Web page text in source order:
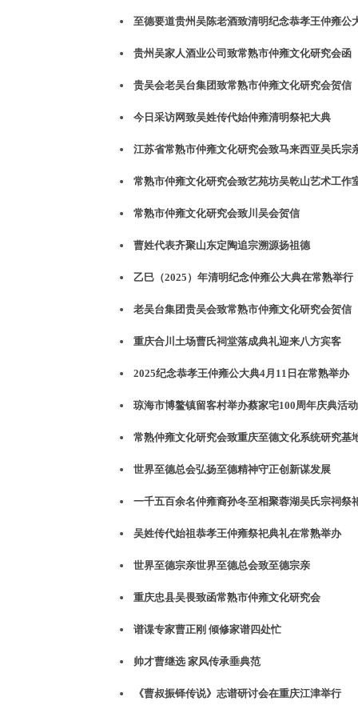
至德要道贵州吴陈老酒致清明纪念恭孝王仲雍公
贵州吴家人酒业公司致常熟市仲雍文化研究会函
贵吴会老吴台集团致常熟市仲雍文化研究会贺信
今日采访网致吴姓传代始仲雍清明祭祀大典
江苏省常熟市仲雍文化研究会致马来西亚吴氏宗
常熟市仲雍文化研究会致艺苑坊吴乾山艺术工作
常熟市仲雍文化研究会致川吴会贺信
曹姓代表齐聚山东定陶追宗溯源扬祖德
乙巳（2025）年清明纪念仲雍公大典在常熟举行
老吴台集团贵吴会致常熟市仲雍文化研究会贺信
重庆合川土场曹氏祠堂落成典礼迎来八方宾客
2025纪念恭孝王仲雍公大典4月11日在常熟举办
琼海市博鳌镇留客村举办蔡家宅100周年庆典活动
常熟仲雍文化研究会致重庆至德文化系统研究基
世界至德总会弘扬至德精神守正创新谋发展
一千五百余名仲雍裔孙冬至相聚‌蓉湖吴氏宗祠祭
吴姓传代始祖恭孝王仲雍祭祀典礼在常熟举办
世界至德宗亲世界至德总会致至德宗亲
重庆忠县吴畏致函常熟市仲雍文化研究会
谱谍专家曹正刚 倾修家谱四处忙
帅才曹继选 家风传承垂典范
《曹叔振铎传说》志谱研讨会在重庆江津举行